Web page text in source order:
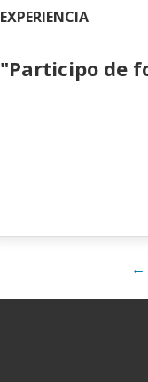
EXPERIENCIA
"Participo de
←